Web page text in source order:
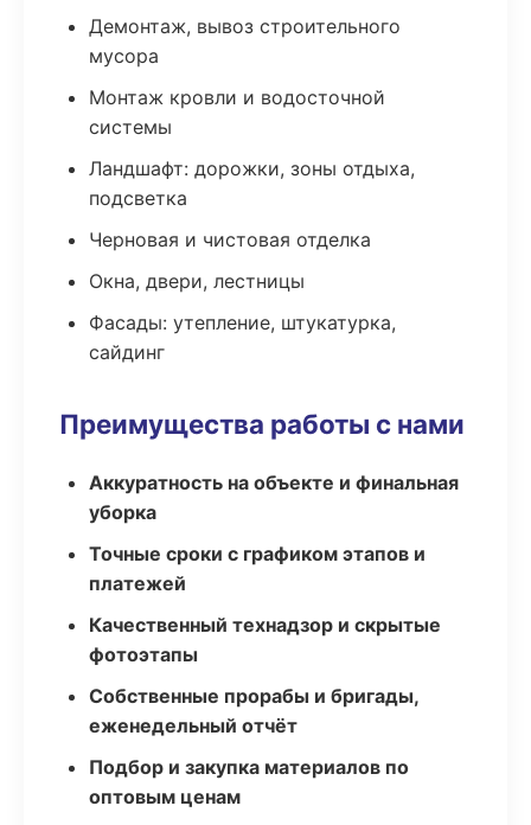
Демонтаж, вывоз строительного
мусора
Монтаж кровли и водосточной
системы
Ландшафт: дорожки, зоны отдыха,
подсветка
Черновая и чистовая отделка
Окна, двери, лестницы
Фасады: утепление, штукатурка,
сайдинг
Преимущества работы с нами
Аккуратность на объекте и финальная
уборка
Точные сроки с графиком этапов и
платежей
Качественный технадзор и скрытые
фотоэтапы
Собственные прорабы и бригады,
еженедельный отчёт
Подбор и закупка материалов по
оптовым ценам